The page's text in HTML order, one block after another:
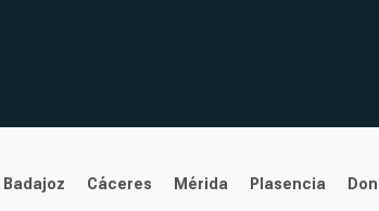
Badajoz Cáceres Mérida Plasencia